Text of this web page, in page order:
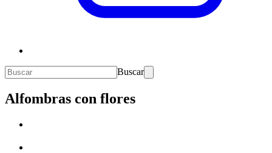
Buscar
Alfombras con flores